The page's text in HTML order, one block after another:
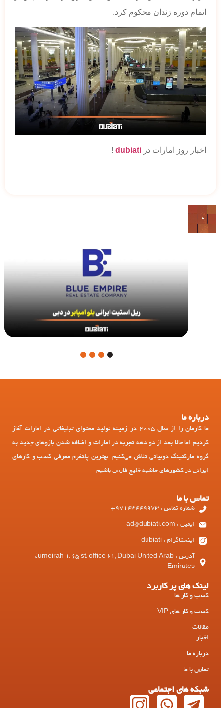
اتمام دوره زندان محکوم کرد.
اخبار روز امارات در dubiati
!
1
درباره ما
ما کارمان را از سال 2005 در زمینه تولید محتوای تبلیغاتی در امارات آغاز
کردیم اما حالا بعد از دو دهه تجربه در امارات و اضافه شدن بازوهای جدید به
گروه مارکتینگ دوبیاتی تلاش می‌کنیم بهترین پلتفرم معرفی کسب و کارهای
ایرانی در کشورهای حاشیه خلیج فارس باشیم.
تماس با ما
شماره تماس : 97143449973+
ایمیل : ad@dubiati.com
اینستاگرام : dubiati
آدرس : Jumeirah 1, 65 st, office 21, Dubai United Arab
Emirates
لینک های پر کاربرد
کسب و کار ها
کسب و کار های VIP
مقالات
اخبار
درباره ما
تماس با ما
شبکه های اجتماعی